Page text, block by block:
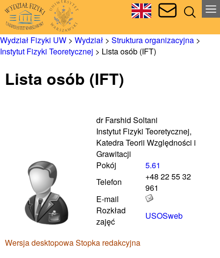
Wydział Fizyki UW > Wydział > Struktura organizacyjna >
Instytut Fizyki Teoretycznej > Lista osób (IFT)
Lista osób (IFT)
dr Farshid Soltani
Instytut Fizyki Teoretycznej,
Katedra Teorii Względności i
Grawitacji
Pokój
5.61
Telefon
+48 22 55 32
961
E-mail
Rozkład
zajęć
USOSweb
Wersja desktopowaStopka redakcyjna